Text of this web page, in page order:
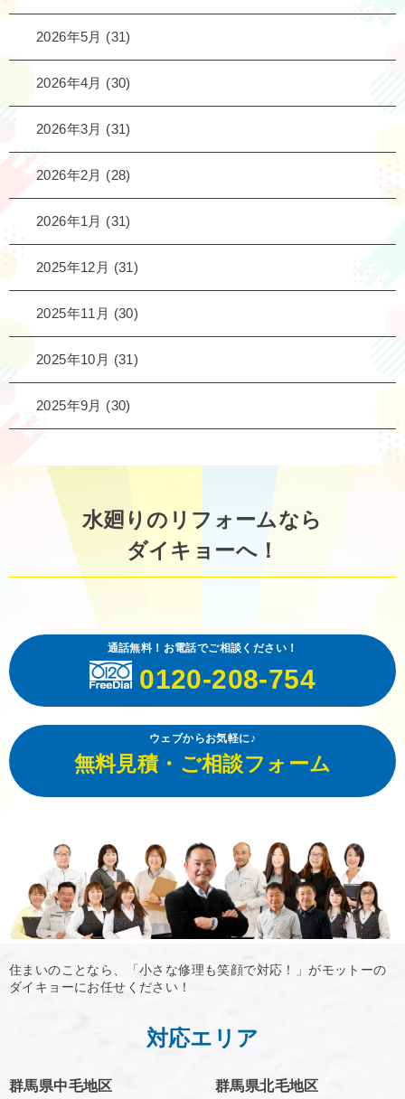
2026年5月 (31)
2026年4月 (30)
2026年3月 (31)
2026年2月 (28)
2026年1月 (31)
2025年12月 (31)
2025年11月 (30)
2025年10月 (31)
2025年9月 (30)
水廻りのリフォームなら
ダイキョーへ！
通話無料！お電話でご相談ください！
0120-208-754
ウェブからお気軽に♪
無料見積・ご相談フォーム
住まいのことなら、「小さな修理も笑顔で対応！」がモットーの
ダイキョーにお任せください！
対応エリア
群馬県中毛地区 群馬県北毛地区